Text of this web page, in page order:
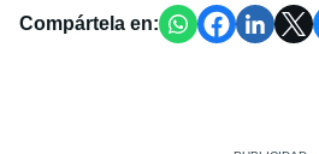
Compártela en: